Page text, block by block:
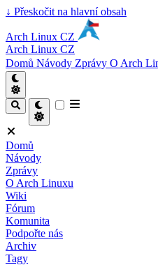
↓ Přeskočit na hlavní obsah
Arch Linux CZ
Arch Linux CZ
Domů Návody Zprávy O Arch
Domů
Návody
Zprávy
O Arch Linuxu
Wiki
Fórum
Komunita
Podpořte nás
Archiv
Tagy